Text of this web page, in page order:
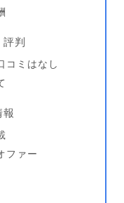
判
コミはなし
報
ファー